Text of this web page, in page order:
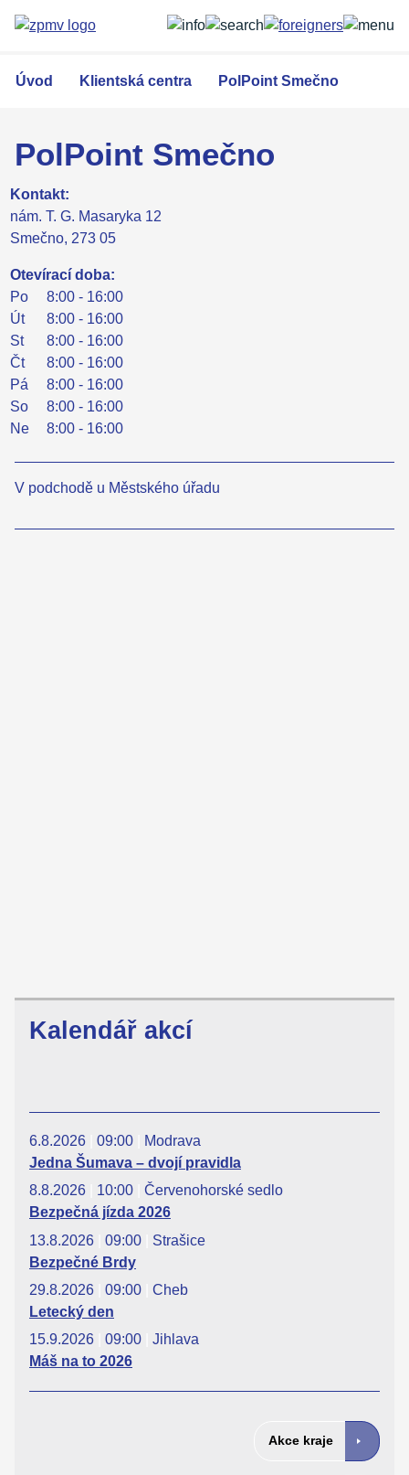
obsahu
Úvod Klientská centra PolPoint Smečno
PolPoint Smečno
Kontakt:
nám. T. G. Masaryka 12
Smečno, 273 05
Otevírací doba:
Po
8:00 - 16:00
Út
8:00 - 16:00
St
8:00 - 16:00
Čt
8:00 - 16:00
Pá
8:00 - 16:00
So
8:00 - 16:00
Ne
8:00 - 16:00
V podchodě u Městského úřadu
Kalendář akcí
6.8.2026 09:00
Modrava
Jedna Šumava – dvojí pravidla
8.8.2026
10:00
Červenohorské sedlo
Bezpečná jízda 2026
13.8.2026
09:00
Strašice
Bezpečné Brdy
29.8.2026
09:00
Cheb
Letecký den
15.9.2026
09:00
Jihlava
Máš na to 2026
Akce kraje